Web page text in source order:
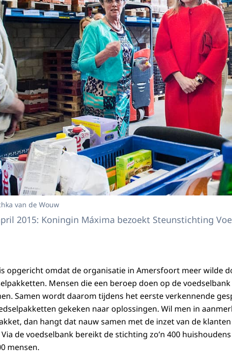
van de Wouw
2015: Koningin Máxima bezoekt Steunstichting
opgericht omdat de organisatie in Amersfoort meer wilde
Mensen die een beroep doen op de
Samen wordt daarom tijdens het eerste verkennende
gekeken naar oplossingen. Wil men in
dan hangt dat nauw samen met de inzet van de
de voedselbank bereikt de stichting zo’n 400
mensen.